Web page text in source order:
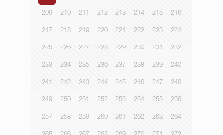
209 210 211 212 213 214 215 216
217 218 219 220 221 222 223 224
225 226 227 228 229 230 231 232
233 234 235 236 237 238 239 240
241 242 243 244 245 246 247 248
249 250 251 252 253 254 255 256
257 258 259 260 261 262 263 264